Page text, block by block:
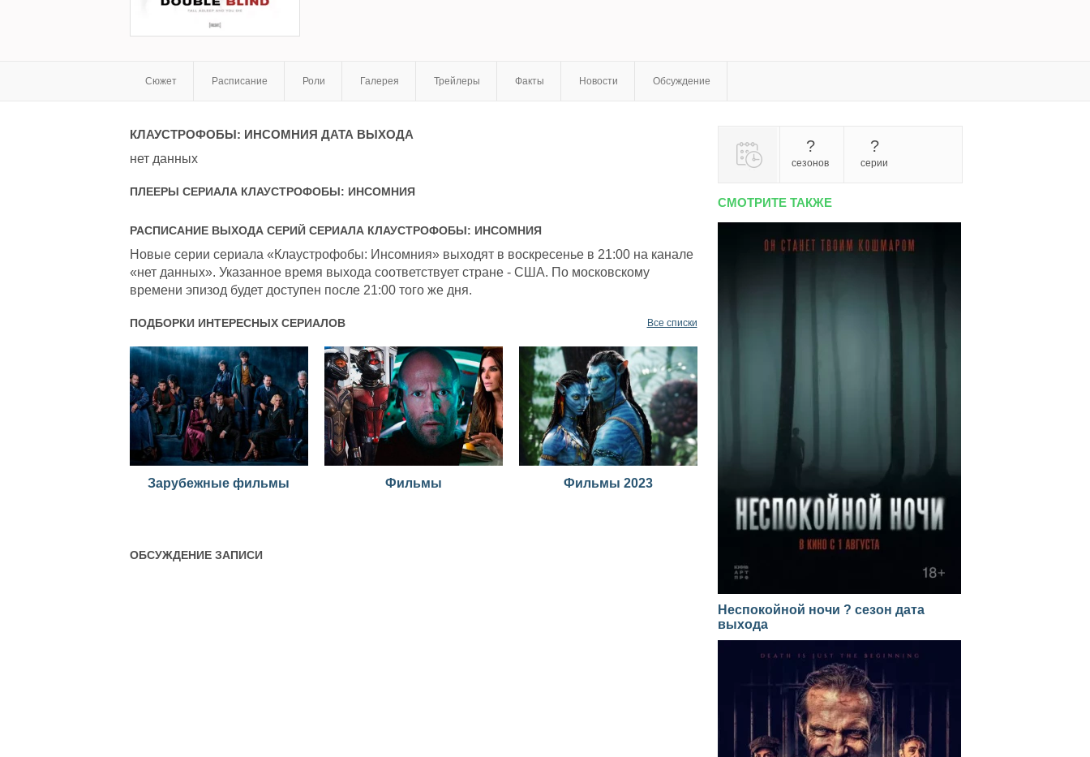
Сюжет Расписание Роли Галерея Трейлеры Факты Новости Обсуждение
КЛАУСТРОФОБЫ: ИНСОМНИЯ ДАТА ВЫХОДА
нет данных
ПЛЕЕРЫ СЕРИАЛА КЛАУСТРОФОБЫ: ИНСОМНИЯ
РАСПИСАНИЕ ВЫХОДА СЕРИЙ СЕРИАЛА КЛАУСТРОФОБЫ: ИНСОМНИЯ
Новые серии сериала «Клаустрофобы: Инсомния» выходят в воскресенье в 21:00 на канале
«нет данных». Указанное время выхода соответствует стране - США. По московскому
времени эпизод будет доступен после 21:00 того же дня.
ПОДБОРКИ ИНТЕРЕСНЫХ СЕРИАЛОВ Все списки
Зарубежные фильмы Фильмы Фильмы 2023
ОБСУЖДЕНИЕ ЗАПИСИ
?
сезонов
?
серии
СМОТРИТЕ ТАКЖЕ
Неспокойной ночи ? сезон дата
выхода